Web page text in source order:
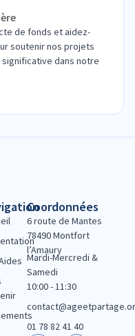
de fonds et aidez-
soutenir nos projets
dans notre
Coordonnées
6 route de Mantes
78490 Montfort
l’Amaury
Mardi-Mercredi &
Samedi
10:00 - 11:30
01 78 82 41 40